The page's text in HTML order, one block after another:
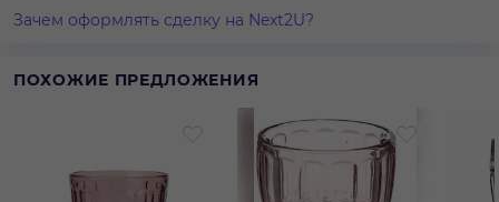
Зачем оформлять сделку на Next2U?
ПОХОЖИЕ ПРЕДЛОЖЕНИЯ